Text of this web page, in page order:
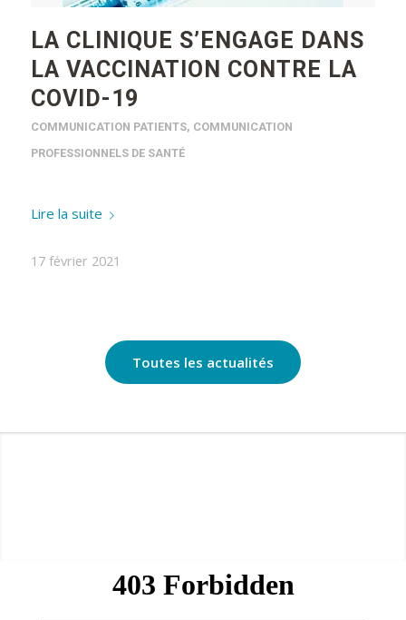
LA CLINIQUE S’ENGAGE DANS
LA VACCINATION CONTRE LA
COVID-19
COMMUNICATION PATIENTS, COMMUNICATION
PROFESSIONNELS DE SANTÉ
Lire la suite
17 février 2021
Toutes les actualités